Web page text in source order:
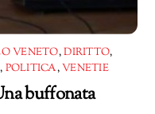
VENETO,DIRITTO,
, POLITICA,VENETIE
buffonata